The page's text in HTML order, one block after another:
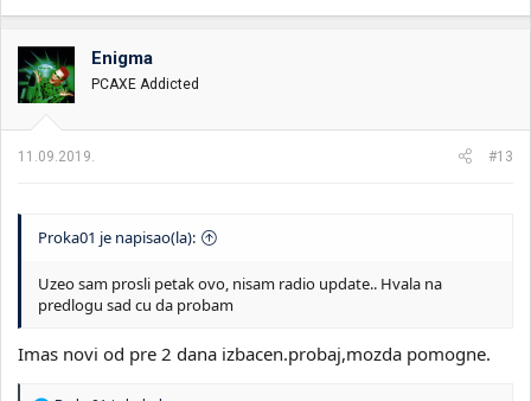
Enigma
PCAXE Addicted
11.09.2019. #13
Proka01 je napisao(la):
Uzeo sam prosli petak ovo, nisam radio update.. Hvala na
predlogu sad cu da probam
Imas novi od pre 2 dana izbacen.probaj,mozda pomogne.